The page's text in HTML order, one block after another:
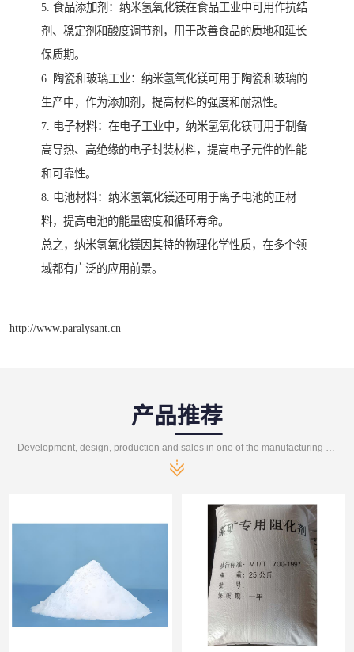
5. 食品添加剂：纳米氢氧化镁在食品工业中可用作抗结
剂、稳定剂和酸度调节剂，用于改善食品的质地和延长
保质期。
6. 陶瓷和玻璃工业：纳米氢氧化镁可用于陶瓷和玻璃的
生产中，作为添加剂，提高材料的强度和耐热性。
7. 电子材料：在电子工业中，纳米氢氧化镁可用于制备
高导热、高绝缘的电子封装材料，提高电子元件的性能
和可靠性。
8. 电池材料：纳米氢氧化镁还可用于离子电池的正材
料，提高电池的能量密度和循环寿命。
总之，纳米氢氧化镁因其特的物理化学性质，在多个领
域都有广泛的应用前景。
http://www.paralysant.cn
产品推荐